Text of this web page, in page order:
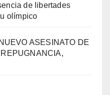
de libertades
olí­mpico
ASESINATO DE